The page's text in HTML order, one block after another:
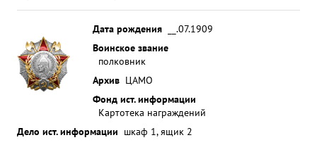
Дата рождения
__.07.1909
Воинское звание
полковник
Архив ЦАМО
Фонд ист. информации
Картотека награждений
Дело ист. информации шкаф 1, ящик 2